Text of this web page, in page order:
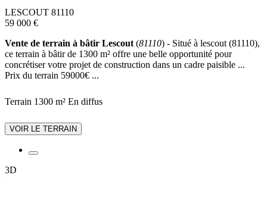
LESCOUT 81110
59 000 €
Vente de terrain à bâtir Lescout (81110) - Situé à lescout (81110),
ce terrain à bâtir de 1300 m² offre une belle opportunité pour
concrétiser votre projet de construction dans un cadre paisible ...
Prix du terrain 59000€ ...
Terrain 1300 m² En diffus
VOIR LE TERRAIN
3D